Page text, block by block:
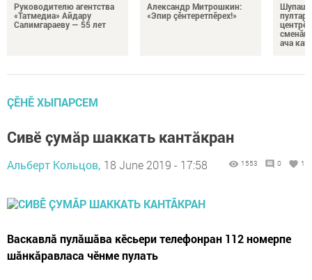
Руководителю агентства
«Татмедиа» Айдару
Салимгараеву — 55 лет
Александр Митрошкин:
«Эпир çӗнтеретпӗрех!»
ача
ÇӖНӖ ХЫПАРСЕМ
Сивӗ ҫумӑр шаккать кантӑкран
Альберт Кольцов, 18 June 2019 - 17:58 1553 0 1
Васкавлӑ пулӑшӑва кӗсьери телефонран 112 номерпе
шӑнкӑравласа чӗнме пулать